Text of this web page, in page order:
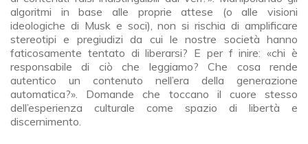
algoritmi in base alle proprie attese (o alle visioni
ideologiche di Musk e soci), non si rischia di amplificare
stereotipi e pregiudizi da cui le nostre società hanno
faticosamente tentato di liberarsi? E per f inire: «chi è
responsabile di ciò che leggiamo? Che cosa rende
autentico un contenuto nell’era della generazione
automatica?». Domande che toccano il cuore stesso
dell’esperienza culturale come spazio di libertà e
discernimento.